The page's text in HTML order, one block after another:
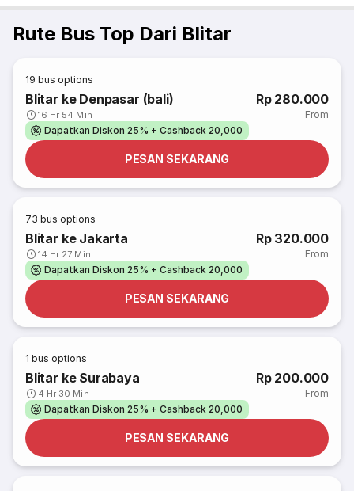
Rute Bus Top Dari Blitar
19 bus options
Blitar ke Denpasar (bali)
16 Hr 54 Min
Rp 280.000
From
Dapatkan Diskon 25% + Cashback 20,000
PESAN SEKARANG
73 bus options
Blitar ke Jakarta
14 Hr 27 Min
Rp 320.000
From
Dapatkan Diskon 25% + Cashback 20,000
PESAN SEKARANG
1 bus options
Blitar ke Surabaya
4 Hr 30 Min
Rp 200.000
From
Dapatkan Diskon 25% + Cashback 20,000
PESAN SEKARANG